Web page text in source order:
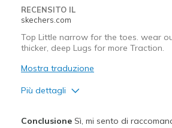
RECENSITO IL
skechers.com
Top Little narrow for the toes. wear
thicker, deep Lugs for more Traction.
Mostra traduzione
Più dettagli
ConclusioneSì, mi sento di